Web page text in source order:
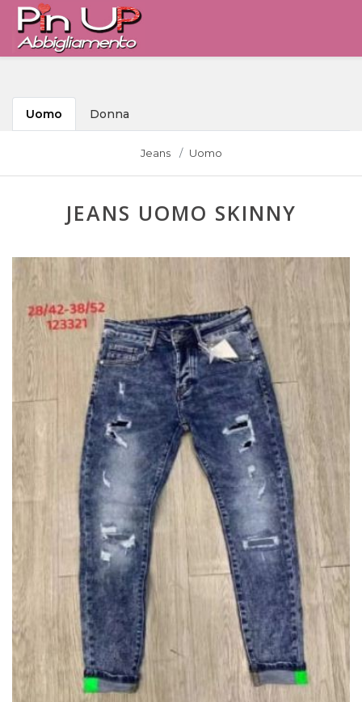
Uomo Donna
Jeans Uomo
JEANS UOMO SKINNY